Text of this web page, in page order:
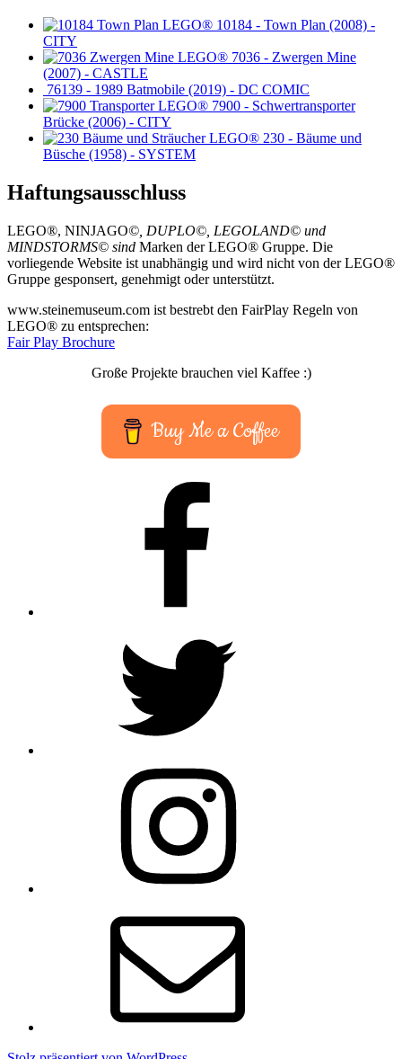
10184 - Town Plan (2008) -
CITY
7036 - Zwergen Mine
(2007) - CASTLE
76139 - 1989 Batmobile (2019) - DC COMIC
7900 - Schwertransporter
Brücke (2006) - CITY
230 - Bäume und
Büsche (1958) - SYSTEM
Haftungsausschluss
LEGO®, NINJAGO©, DUPLO©, LEGOLAND© und
MINDSTORMS© sind Marken der LEGO® Gruppe. Die
vorliegende Website ist unabhängig und wird nicht von der LEGO®
Gruppe gesponsert, genehmigt oder unterstützt.
www.steinemuseum.com ist bestrebt den FairPlay Regeln von
LEGO® zu entsprechen:
Fair Play Brochure
Große Projekte brauchen viel Kaffee :)
Buy Me a Coffee